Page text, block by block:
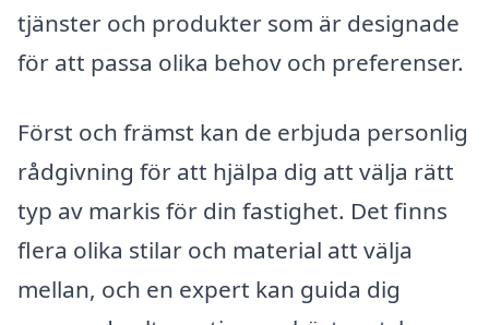
tjänster och produkter som är designade
för att passa olika behov och preferenser.
Först och främst kan de erbjuda personlig
rådgivning för att hjälpa dig att välja rätt
typ av markis för din fastighet. Det finns
flera olika stilar och material att välja
mellan, och en expert kan guida dig